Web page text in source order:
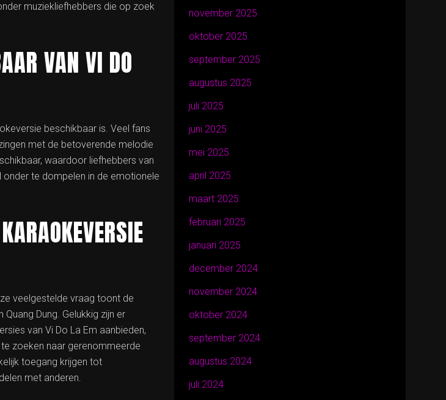
muziekliefhebbers die op zoek
VAN VI DO
beschikbaar is. Veel fans
met de betoverende melodie
waardoor liefhebbers van
onder te dompelen in de emotionele
veelgestelde vraag toont de
Dung. Gelukkig zijn er
van Vi Do La Em aanbieden,
zoeken naar gerenommeerde
toegang krijgen tot
met anderen.
november 2025
oktober 2025
september 2025
augustus 2025
juli 2025
juni 2025
mei 2025
april 2025
maart 2025
februari 2025
januari 2025
december 2024
november 2024
oktober 2024
september 2024
augustus 2024
juli 2024